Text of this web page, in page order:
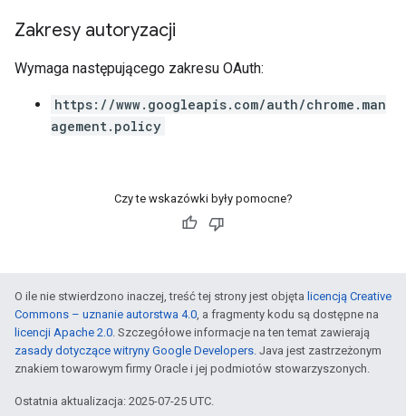
Zakresy autoryzacji
Wymaga następującego zakresu OAuth:
https://www.googleapis.com/auth/chrome.man
agement.policy
Czy te wskazówki były pomocne?
O ile nie stwierdzono inaczej, treść tej strony jest objęta licencją Creative
Commons – uznanie autorstwa 4.0, a fragmenty kodu są dostępne na
licencji Apache 2.0. Szczegółowe informacje na ten temat zawierają
zasady dotyczące witryny Google Developers. Java jest zastrzeżonym
znakiem towarowym firmy Oracle i jej podmiotów stowarzyszonych.
Ostatnia aktualizacja: 2025-07-25 UTC.